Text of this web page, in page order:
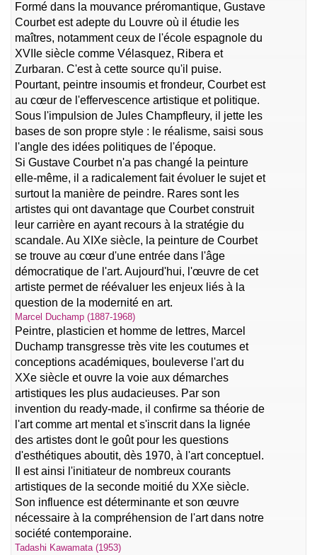
Formé dans la mouvance préromantique, Gustave
Courbet est adepte du Louvre où il étudie les
maîtres, notamment ceux de l'école espagnole du
XVIIe siècle comme Vélasquez, Ribera et
Zurbaran. C'est à cette source qu'il puise.
Pourtant, peintre insoumis et frondeur, Courbet est
au cœur de l'effervescence artistique et politique.
Sous l'impulsion de Jules Champfleury, il jette les
bases de son propre style : le réalisme, saisi sous
l'angle des idées politiques de l'époque.
Si Gustave Courbet n'a pas changé la peinture
elle-même, il a radicalement fait évoluer le sujet et
surtout la manière de peindre. Rares sont les
artistes qui ont davantage que Courbet construit
leur carrière en ayant recours à la stratégie du
scandale. Au XIXe siècle, la peinture de Courbet
se trouve au cœur d'une entrée dans l'âge
démocratique de l'art. Aujourd'hui, l'œuvre de cet
artiste permet de réévaluer les enjeux liés à la
question de la modernité en art.
Marcel Duchamp (1887-1968)
Peintre, plasticien et homme de lettres, Marcel
Duchamp transgresse très vite les coutumes et
conceptions académiques, bouleverse l'art du
XXe siècle et ouvre la voie aux démarches
artistiques les plus audacieuses. Par son
invention du ready-made, il confirme sa théorie de
l'art comme art mental et s'inscrit dans la lignée
des artistes dont le goût pour les questions
d'esthétiques aboutit, dès 1970, à l'art conceptuel.
Il est ainsi l'initiateur de nombreux courants
artistiques de la seconde moitié du XXe siècle.
Son influence est déterminante et son œuvre
nécessaire à la compréhension de l'art dans notre
société contemporaine.
Tadashi Kawamata (1953)